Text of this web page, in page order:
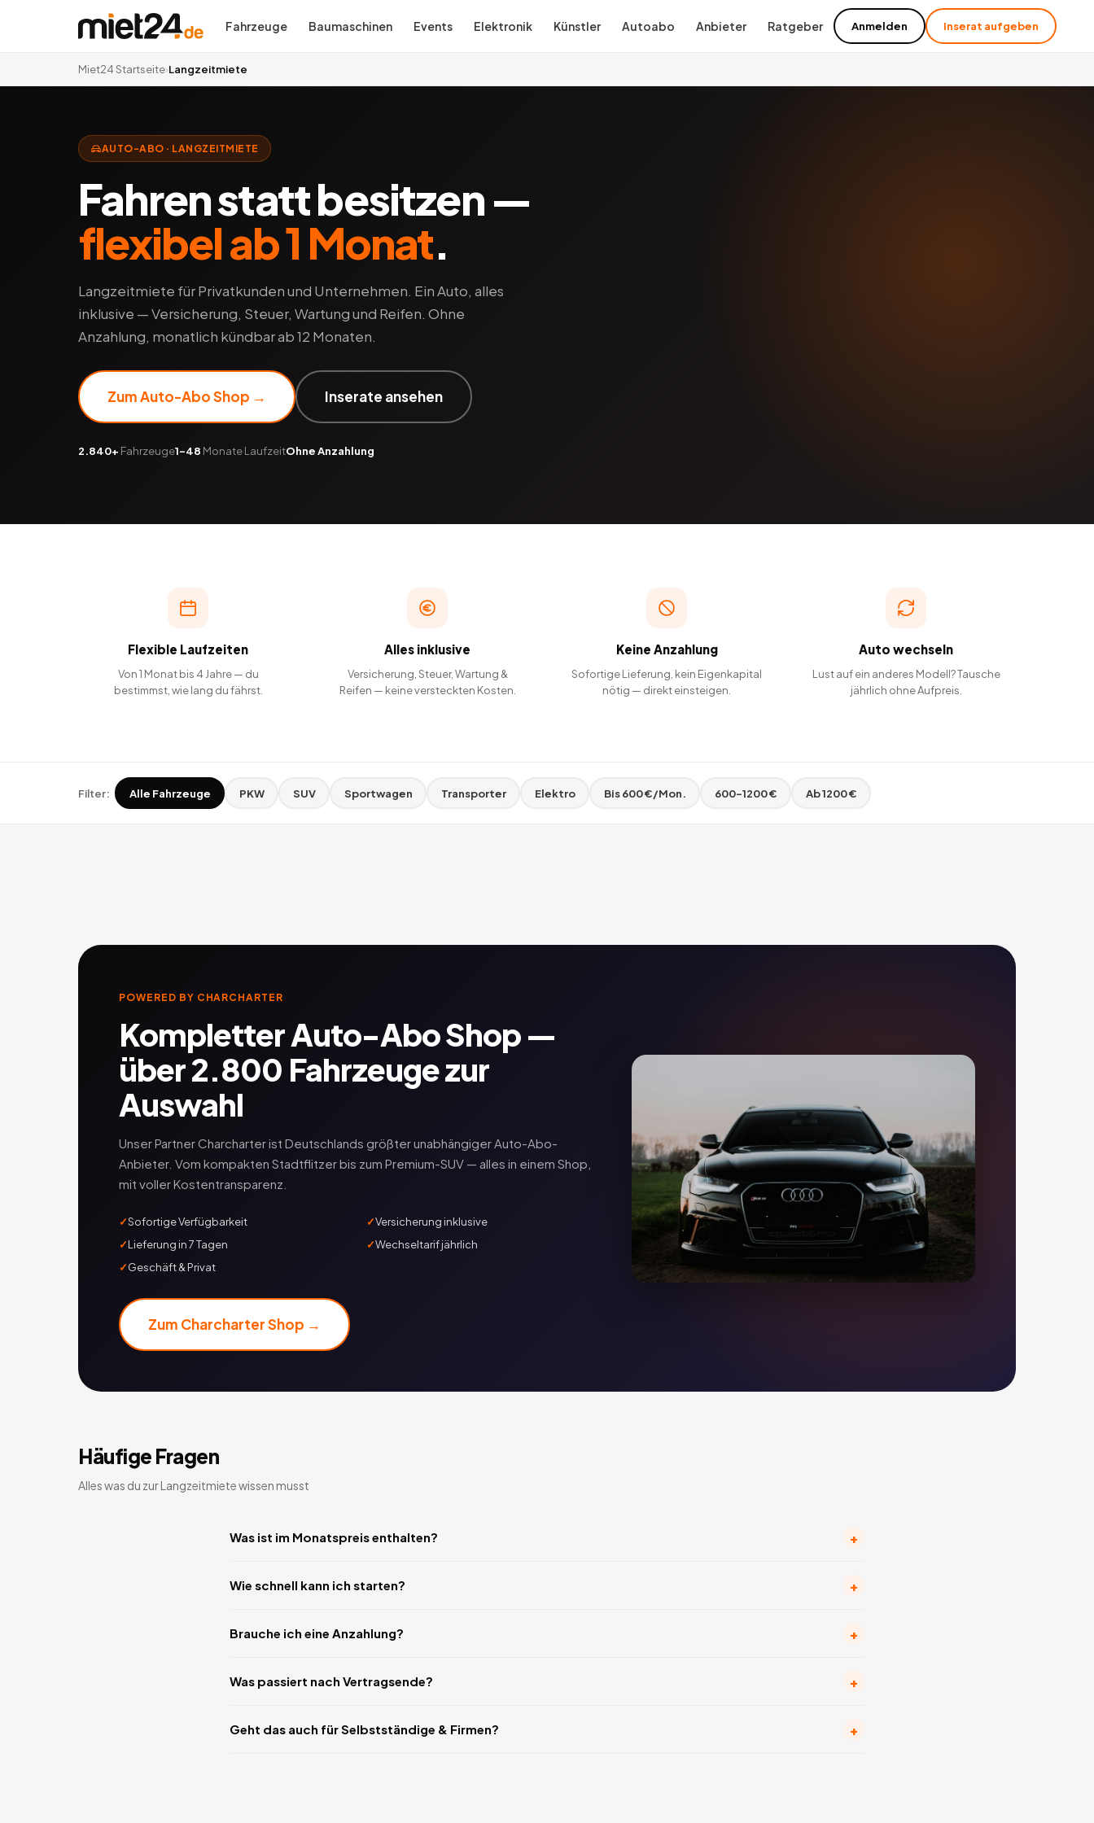
Fahrzeuge Baumaschinen Events Elektronik Künstler Autoabo Anbieter Ratgeber Anmelden Inserat aufgeben
Miet24 Startseite›Langzeitmiete
AUTO-ABO · LANGZEITMIETE
Fahren statt besitzen —
flexibel ab 1 Monat.
Langzeitmiete für Privatkunden und Unternehmen. Ein Auto, alles
inklusive — Versicherung, Steuer, Wartung und Reifen. Ohne
Anzahlung, monatlich kündbar ab 12 Monaten.
Zum Auto-Abo Shop → Inserate ansehen
2.840+ Fahrzeuge1–48 Monate LaufzeitOhne Anzahlung
Flexible Laufzeiten
Von 1 Monat bis 4 Jahre — du
bestimmst, wie lang du fährst.
Alles inklusive
Versicherung, Steuer, Wartung &
Reifen — keine versteckten Kosten.
Keine Anzahlung
Sofortige Lieferung, kein Eigenkapital
nötig — direkt einsteigen.
Auto wechseln
Lust auf ein anderes Modell? Tausche
jährlich ohne Aufpreis.
Filter: Alle Fahrzeuge PKW SUV Sportwagen Transporter Elektro Bis 600 €/Mon. 600–1200 € Ab 1200 €
POWERED BY CHARCHARTER
Kompletter Auto-Abo Shop —
über 2.800 Fahrzeuge zur
Auswahl
Unser Partner Charcharter ist Deutschlands größter unabhängiger Auto-Abo-
Anbieter. Vom kompakten Stadtflitzer bis zum Premium-SUV — alles in einem Shop,
mit voller Kostentransparenz.
Sofortige Verfügbarkeit
Versicherung inklusive
Lieferung in 7 Tagen
Wechseltarif jährlich
Geschäft & Privat
Zum Charcharter Shop →
Häufige Fragen
Alles was du zur Langzeitmiete wissen musst
Was ist im Monatspreis enthalten? +
Wie schnell kann ich starten? +
Brauche ich eine Anzahlung? +
Was passiert nach Vertragsende? +
Geht das auch für Selbstständige & Firmen? +